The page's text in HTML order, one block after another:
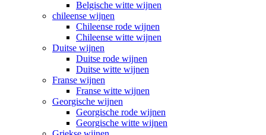
Belgische witte wijnen
chileense wijnen
Chileense rode wijnen
Chileense witte wijnen
Duitse wijnen
Duitse rode wijnen
Duitse witte wijnen
Franse wijnen
Franse witte wijnen
Georgische wijnen
Georgische rode wijnen
Georgische witte wijnen